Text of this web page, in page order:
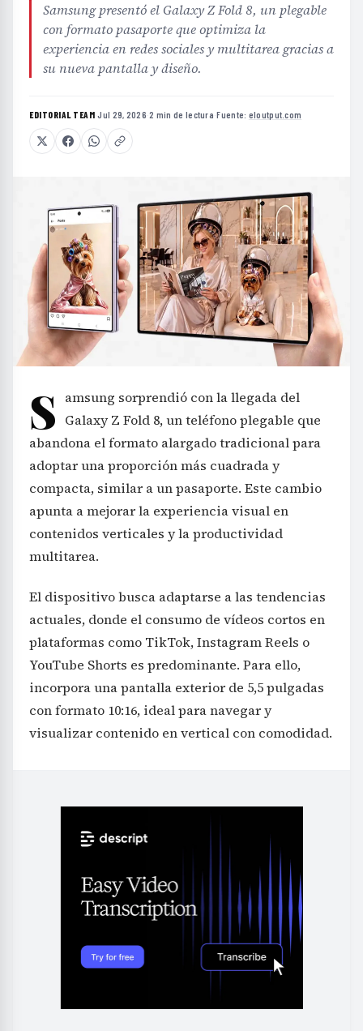
Samsung presentó el Galaxy Z Fold 8, un plegable
con formato pasaporte que optimiza la
experiencia en redes sociales y multitarea gracias a
su nueva pantalla y diseño.
EDITORIAL TEAM·Jul 29, 2026·2 min de lectura·Fuente: eloutput.com
S amsung sorprendió con la llegada del
Galaxy Z Fold 8, un teléfono plegable que
abandona el formato alargado tradicional para
adoptar una proporción más cuadrada y
compacta, similar a un pasaporte. Este cambio
apunta a mejorar la experiencia visual en
contenidos verticales y la productividad
multitarea.
El dispositivo busca adaptarse a las tendencias
actuales, donde el consumo de vídeos cortos en
plataformas como TikTok, Instagram Reels o
YouTube Shorts es predominante. Para ello,
incorpora una pantalla exterior de 5,5 pulgadas
con formato 10:16, ideal para navegar y
visualizar contenido en vertical con comodidad.